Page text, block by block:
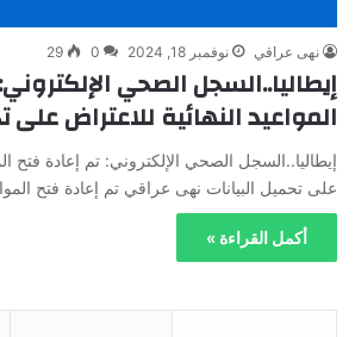
نهى عراقي نوفمبر 18, 2024 0
29
إيطاليا..السجل الصحي
المواعيد النهائية للاعتراض على
إيطاليا..السجل الصحي الإلكتروني: تم إعادة فتح
على تحميل البيانات نهى عراقي تم إعادة فتح
أكمل القراءة »